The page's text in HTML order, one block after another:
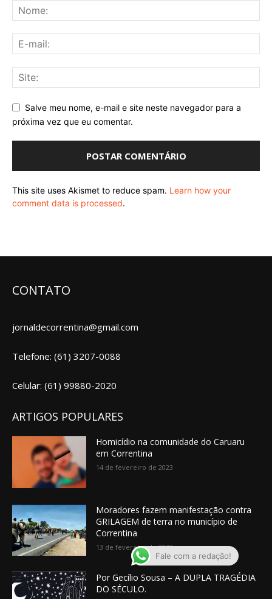
Salve meu nome, e-mail e site neste navegador para a
próxima vez que eu comentar.
This site uses Akismet to reduce spam. Learn how your
comment data is processed.
CONTATO
jornaldecorrentina@gmail.com
Telefone: (61) 3207-0088
Celular: (61) 99880-2020
ARTIGOS POPULARES
Homicídio na comunidade do Caruaru
em Correntina
14 de fevereiro de 2023
Moradores fazem manifestação contra
GRILAGEM de terra no município de
Correntina
13 de fevereiro de 2023
Por Gecílio Sousa – A DUPLA TRAGÉDIA
DO SÉCULO.
Fale com a redação!